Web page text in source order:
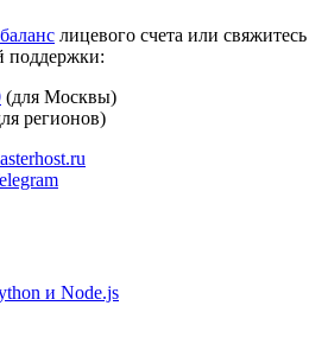
лицевого счета или свяжитесь
поддержки:
(для Москвы)
регионов)
и Node.js